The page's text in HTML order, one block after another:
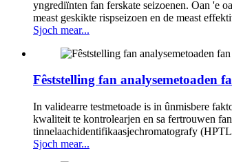
yngrediïnten fan ferskate seizoenen. Oan 'e
meast geskikte rispseizoen en de meast
Sjoch mear...
Fêststelling fan analysemetoaden
In validearre testmetoade is in ûnmisbere
kwaliteit te kontrolearjen en sa fertrouwen
tinnelaachidentifikaasjechromatografy
Sjoch mear...